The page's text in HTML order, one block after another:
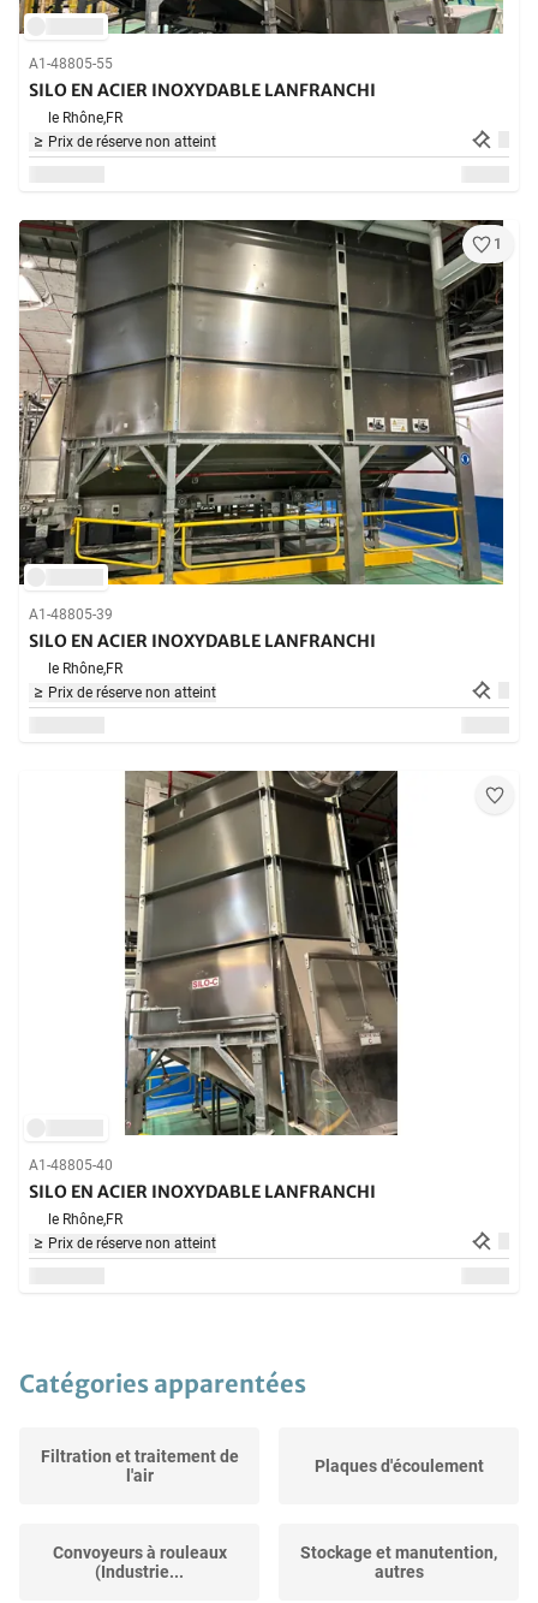
A1-48805-55
SILO EN ACIER INOXYDABLE LANFRANCHI
le Rhône,FR
Prix de réserve non atteint
1
A1-48805-39
SILO EN ACIER INOXYDABLE LANFRANCHI
le Rhône,FR
Prix de réserve non atteint
A1-48805-40
SILO EN ACIER INOXYDABLE LANFRANCHI
le Rhône,FR
Prix de réserve non atteint
Catégories apparentées
Filtration et traitement de
l'air
Plaques d'écoulement
Convoyeurs à rouleaux
(Industrie...
Stockage et manutention,
autres